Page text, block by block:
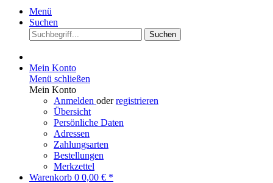
Menü
Suchen
Suchen
Mein Konto
Menü schließen
Mein Konto
Anmelden oderregistrieren
Übersicht
Persönliche Daten
Adressen
Zahlungsarten
Bestellungen
Merkzettel
Warenkorb 0 0,00 € *